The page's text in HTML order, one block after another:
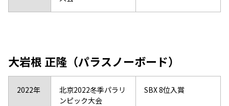
大岩根 正隆（パラスノーボード）
2022年
北京2022冬季パラリ
ンピック大会
SBX 8位入賞